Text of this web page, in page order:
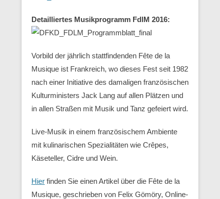
Detailliertes Musikprogramm FdlM 2016:
Vorbild der jährlich stattfindenden Fête de la
Musique ist Frankreich, wo dieses Fest seit 1982
nach einer Initiative des damaligen französischen
Kulturministers Jack Lang auf allen Plätzen und
in allen Straßen mit Musik und Tanz gefeiert wird.
Live-Musik in einem französischem Ambiente
mit kulinarischen Spezialitäten wie Crêpes,
Käseteller, Cidre und Wein.
Hier finden Sie einen Artikel über die Fête de la
Musique, geschrieben von Felix Gömöry, Online-